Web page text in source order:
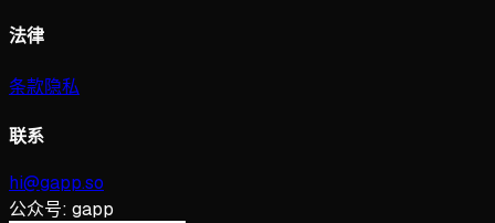
法律
条款隐私
联系
hi@gapp.so
公众号: gapp